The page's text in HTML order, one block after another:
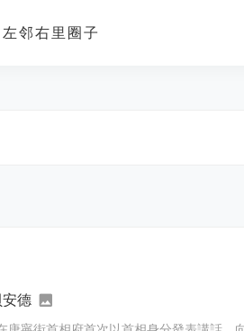
左邻右里圈子
德